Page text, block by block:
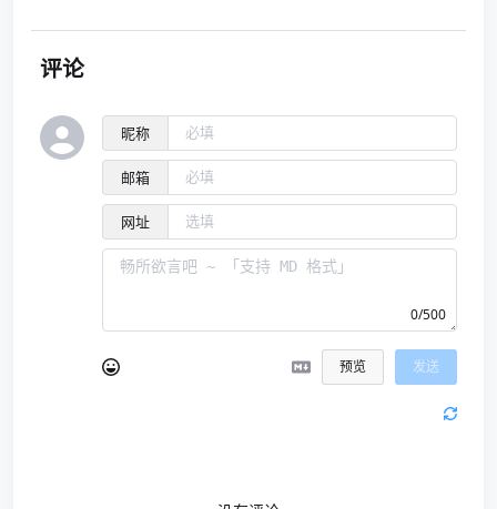
评论
昵称
邮箱
网址
0/500
预览 发送